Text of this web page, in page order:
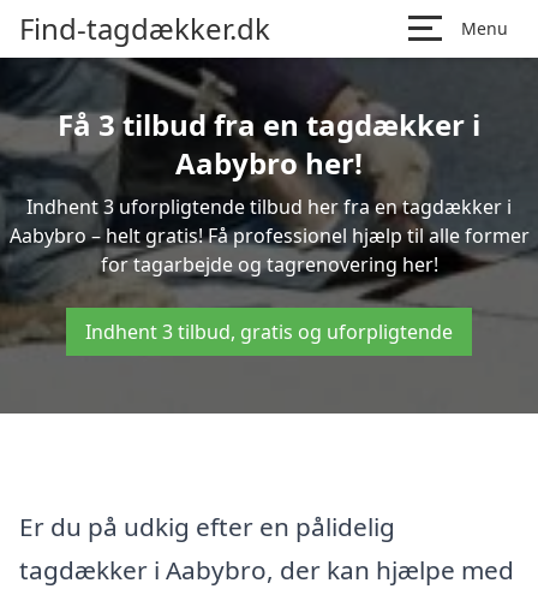
Find-tagdækker.dk Menu
Få 3 tilbud fra en tagdækker i
Aabybro her!
Indhent 3 uforpligtende tilbud her fra en tagdækker i
Aabybro – helt gratis! Få professionel hjælp til alle former
for tagarbejde og tagrenovering her!
Indhent 3 tilbud, gratis og uforpligtende
Er du på udkig efter en pålidelig
tagdækker i Aabybro, der kan hjælpe med